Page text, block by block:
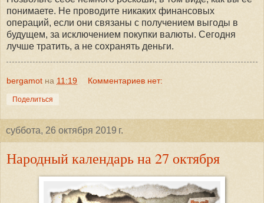
понимаете. Не проводите никаких финансовых
операций, если они связаны с получением выгоды в
будущем, за исключением покупки валюты. Сегодня
лучше тратить, а не сохранять деньги.
bergamot на 11:19 Комментариев нет:
Поделиться
суббота, 26 октября 2019 г.
Народный календарь на 27 октября